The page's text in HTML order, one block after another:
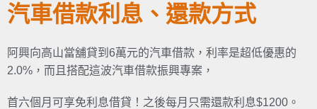
汽車借款利息、還款方式
阿興向高山當舖貸到6萬元的汽車借款，利率是超低優惠的
2.0%，而且搭配這波汽車借款振興專案，
首六個月可享免利息借貸！之後每月只需還款利息$1200。